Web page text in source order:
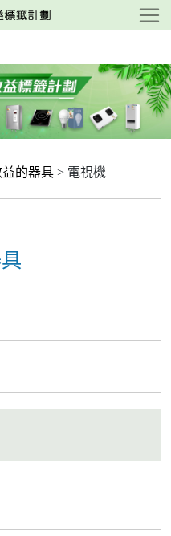
的器具 > 電視機